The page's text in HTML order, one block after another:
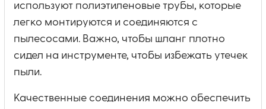
используют полиэтиленовые трубы, которые
легко монтируются и соединяются с
пылесосами. Важно, чтобы шланг плотно
сидел на инструменте, чтобы избежать утечек
пыли.
Качественные соединения можно обеспечить